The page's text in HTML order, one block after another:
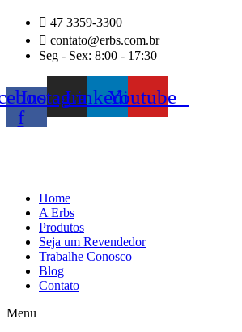
conteúdo
47 3359-3300
contato@erbs.com.br
Seg - Sex: 8:00 - 17:30
f
InstagramLinkedinYoutube
Home
A Erbs
Produtos
Seja um Revendedor
Trabalhe Conosco
Blog
Contato
Menu